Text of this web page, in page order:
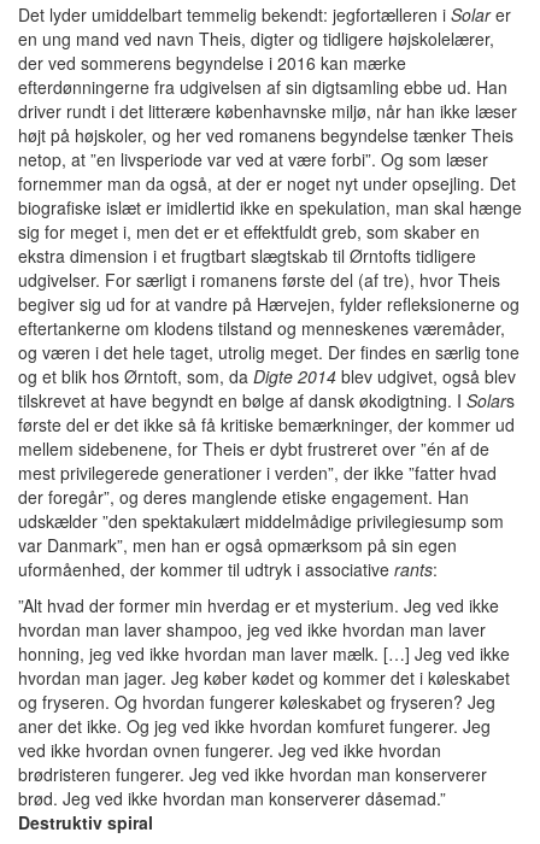
Det lyder umiddelbart temmelig bekendt: jegfortælleren i Solarer
en ung mand ved navn Theis, digter og tidligere højskolelærer,
der ved sommerens begyndelse i 2016 kan mærke
efterdønningerne fra udgivelsen af sin digtsamling ebbe ud. Han
driver rundt i det litterære københavnske miljø, når han ikke læser
højt på højskoler, og her ved romanens begyndelse tænker Theis
netop, at ”en livsperiode var ved at være forbi”. Og som læser
fornemmer man da også, at der er noget nyt under opsejling. Det
biografiske islæt er imidlertid ikke en spekulation, man skal hænge
sig for meget i, men det er et effektfuldt greb, som skaber en
ekstra dimension i et frugtbart slægtskab til Ørntofts tidligere
udgivelser. For særligt i romanens første del (af tre), hvor Theis
begiver sig ud for at vandre på Hærvejen, fylder refleksionerne og
eftertankerne om klodens tilstand og menneskenes væremåder,
og væren i det hele taget, utrolig meget. Der findes en særlig tone
og et blik hos Ørntoft, som, da Digte 2014 blev udgivet, også blev
tilskrevet at have begyndt en bølge af dansk økodigtning. I Solars
første del er det ikke så få kritiske bemærkninger, der kommer ud
mellem sidebenene, for Theis er dybt frustreret over ”én af de
mest privilegerede generationer i verden”, der ikke ”fatter hvad
der foregår”, og deres manglende etiske engagement. Han
udskælder ”den spektakulært middelmådige privilegiesump som
var Danmark”, men han er også opmærksom på sin egen
uformåenhed, der kommer til udtryk i associative rants:
”Alt hvad der former min hverdag er et mysterium. Jeg ved ikke
hvordan man laver shampoo, jeg ved ikke hvordan man laver
honning, jeg ved ikke hvordan man laver mælk. […] Jeg ved ikke
hvordan man jager. Jeg køber kødet og kommer det i køleskabet
og fryseren. Og hvordan fungerer køleskabet og fryseren? Jeg
aner det ikke. Og jeg ved ikke hvordan komfuret fungerer. Jeg
ved ikke hvordan ovnen fungerer. Jeg ved ikke hvordan
brødristeren fungerer. Jeg ved ikke hvordan man konserverer
brød. Jeg ved ikke hvordan man konserverer dåsemad.”
Destruktiv spiral